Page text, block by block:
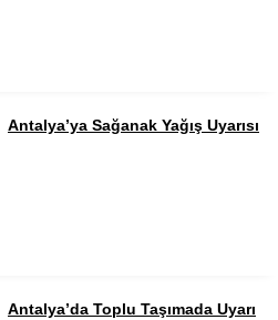
Antalya’ya Sağanak Yağış Uyarısı
Antalya’da Toplu Taşımada Uyarı